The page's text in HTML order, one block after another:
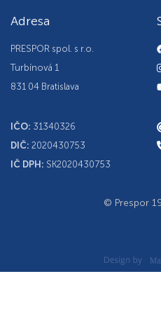
Adresa
PRESPOR spol. s r.o.
Turbínová 1
831 04 Bratislava
IČO: 31340326
DIČ: 2020430753
IČ DPH: SK2020430753
© Prespor